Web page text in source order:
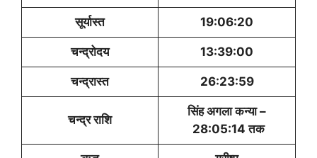
सूर्यास्त 19:06:20
चन्द्रोदय 13:39:00
चन्द्रास्त 26:23:59
चन्द्र राशि
सिंह अगला कन्या –
28:05:14 तक